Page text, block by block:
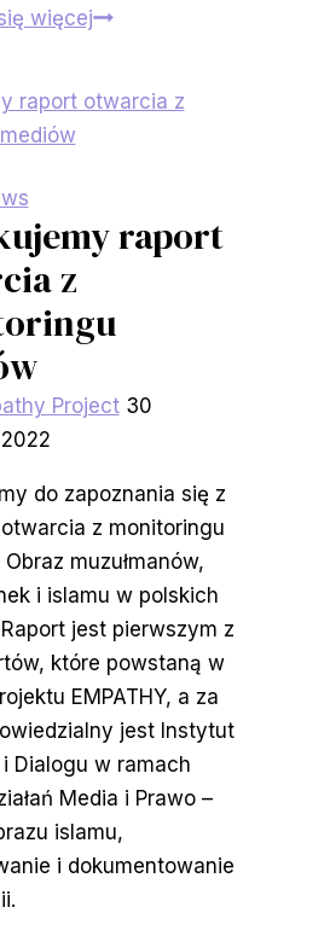
więcejMiała
spisku
spędzi
lata
raport
z
Project 30
do zapoznania się z
z monitoringu
muzułmanów,
i islamu w polskich
jest pierwszym z
które powstaną w
EMPATHY, a za
jest Instytut
Dialogu w ramach
Media i Prawo –
islamu,
i dokumentowanie